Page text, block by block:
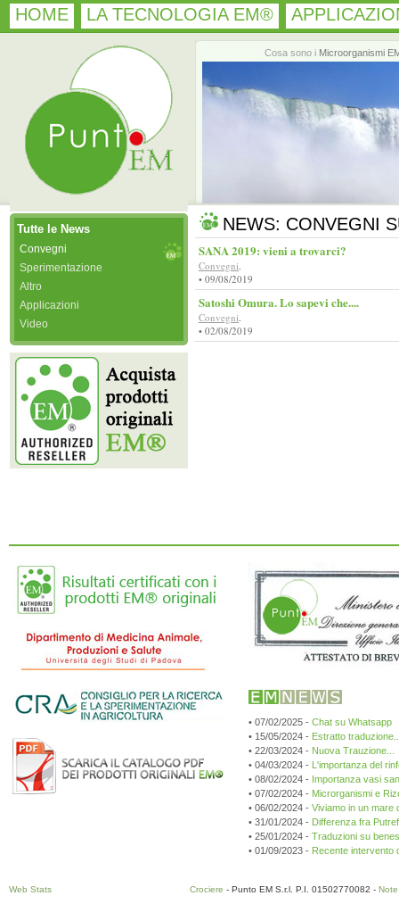
HOME LA TECNOLOGIA EM®
Tutte le News
Convegni
Sperimentazione
Altro
Applicazioni
Video
Cosa sono i Microorganismi
NEWS: CONVEGNI
SANA 2019: vieni a trovarci?
Convegni.
• 09/08/2019
Satoshi Omura. Lo sapevi che....
Convegni.
• 02/08/2019
• 07/02/2025 - Chat su Whatsapp
• 15/05/2024 - Estratto
• 22/03/2024 - Nuova Trauzione...
• 04/03/2024 - L'importanza del
• 08/02/2024 - Importanza vasi
• 07/02/2024 - Microrganismi e
• 06/02/2024 - Viviamo in un mare
• 31/01/2024 - Differenza fra
• 25/01/2024 - Traduzioni su
• 01/09/2023 - Recente intervento
Web Stats Crociere - Punto EM S.r.l. P.I. 01502770082 -